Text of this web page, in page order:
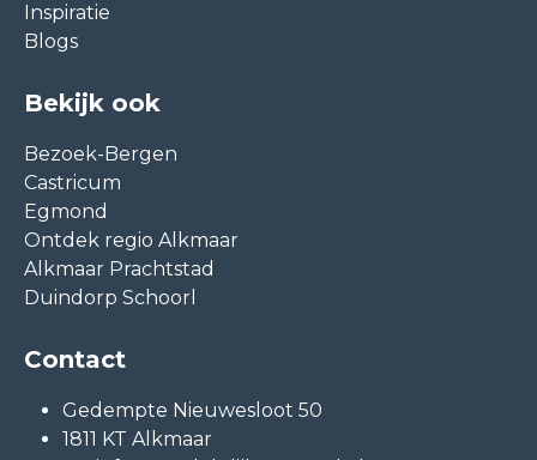
Inspiratie
Blogs
Bekijk ook
Bezoek-Bergen
Castricum
Egmond
Ontdek regio Alkmaar
Alkmaar Prachtstad
Duindorp Schoorl
Contact
Gedempte Nieuwesloot 50
1811 KT Alkmaar